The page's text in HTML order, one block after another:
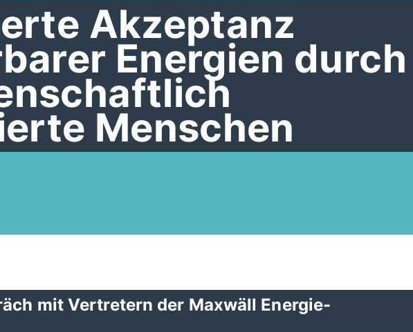
Akzeptanz
Energien durch
Menschen
mit Vertretern der Maxwäll Energie-